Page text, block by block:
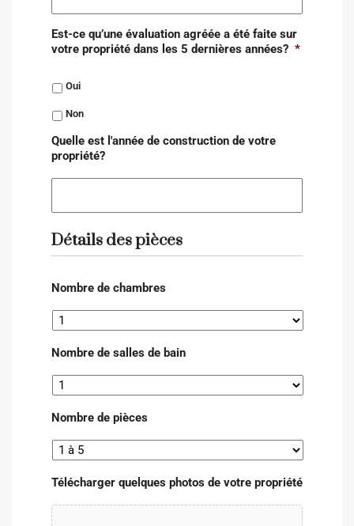
Est-ce qu’une évaluation agréée a été faite sur
votre propriété dans les 5 dernières années? *
Oui
Non
Quelle est l'année de construction de votre
propriété?
Détails des pièces
Nombre de chambres
Nombre de salles de bain
Nombre de pièces
Télécharger quelques photos de votre propriété